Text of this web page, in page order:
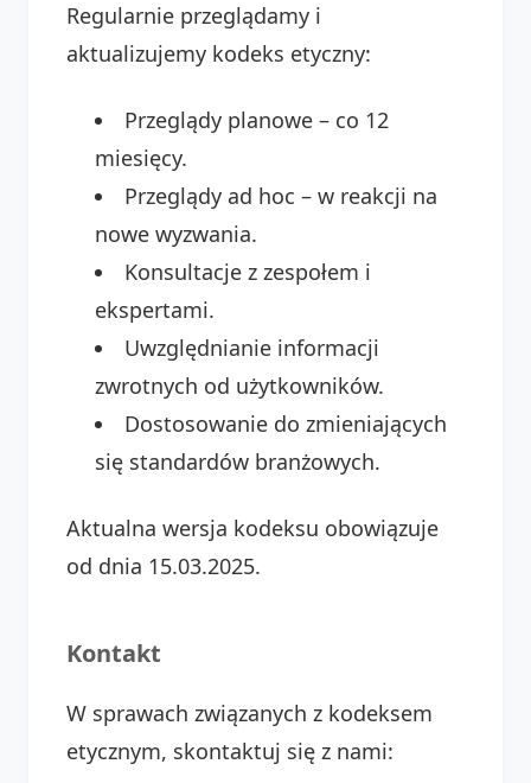
Regularnie przeglądamy i
aktualizujemy kodeks etyczny:
Przeglądy planowe – co 12
miesięcy.
Przeglądy ad hoc – w reakcji na
nowe wyzwania.
Konsultacje z zespołem i
ekspertami.
Uwzględnianie informacji
zwrotnych od użytkowników.
Dostosowanie do zmieniających
się standardów branżowych.
Aktualna wersja kodeksu obowiązuje
od dnia 15.03.2025.
Kontakt
W sprawach związanych z kodeksem
etycznym, skontaktuj się z nami: